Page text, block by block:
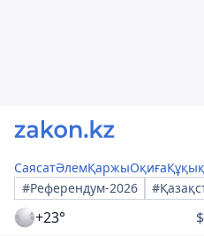
СаясатӘлемҚаржыОқиғаҚұқық
#Референдум-2026
+23° $